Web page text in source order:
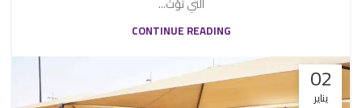
CONTINUE READING
02
يناير